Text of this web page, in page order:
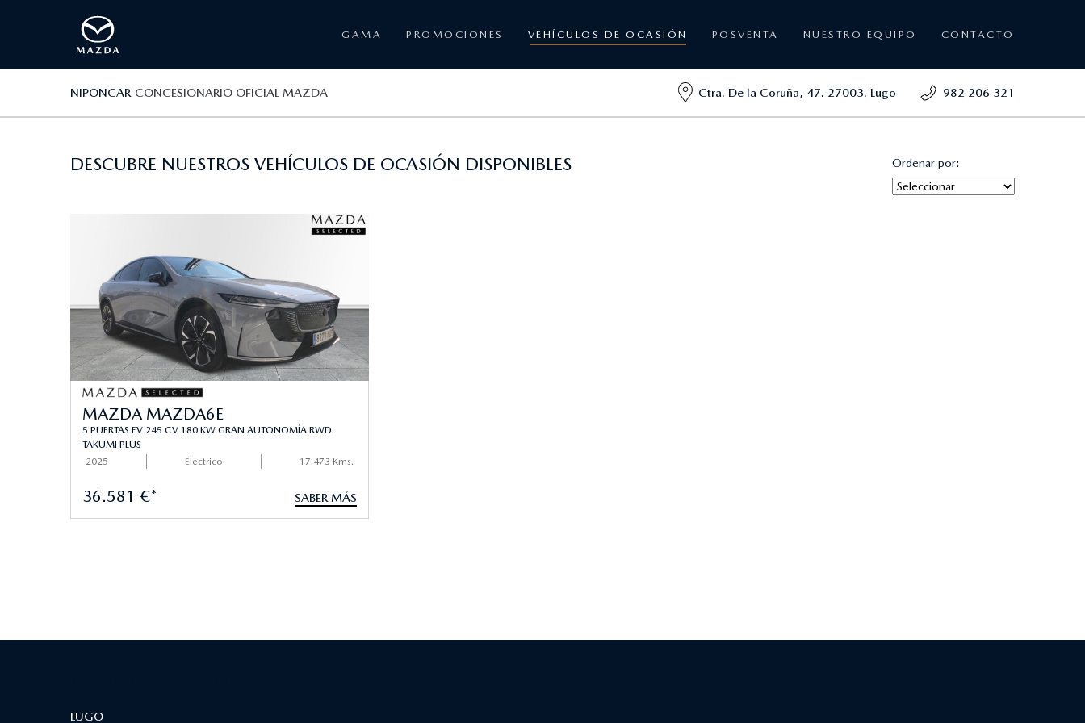
GAMA PROMOCIONES VEHÍCULOS DE OCASIÓN POSVENTA NUESTRO EQUIPO CONTACTO
NIPONCAR CONCESIONARIO OFICIAL MAZDA Ctra. De la Coruña, 47. 27003. Lugo 982 206 321
DESCUBRE NUESTROS VEHÍCULOS DE OCASIÓN DISPONIBLES Ordenar por:
MAZDA MAZDA6E
5 PUERTAS EV 245 CV 180 KW GRAN AUTONOMÍA RWD
TAKUMI PLUS
2025
Electrico 17.473 Kms.
36.581 €* SABER MÁS
LUGO